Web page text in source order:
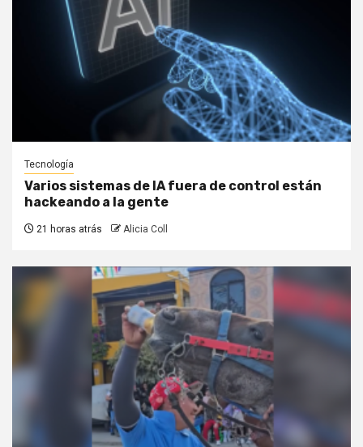
Tecnología
Varios sistemas de IA fuera de control están
hackeando a la gente
21 horas atrás Alicia Coll